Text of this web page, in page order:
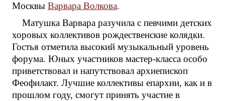
Москвы Варвара Волкова.
Матушка Варвара разучила с певчими детских
хоровых коллективов рождественские колядки.
Гостья отметила высокий музыкальный уровень
форума. Юных участников мастер-класса особо
приветствовал и напутствовал архиепископ
Феофилакт. Лучшие коллективы епархии, как и в
прошлом году, смогут принять участие в